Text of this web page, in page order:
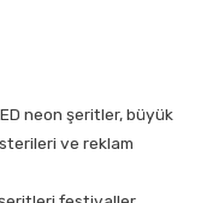
neon şeritler, büyük
ve reklam